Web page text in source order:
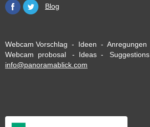
Blog
Webcam Vorschlag - Ideen - Anregungen
Webcam probosal - Ideas - Suggestions
info@panoramablick.com